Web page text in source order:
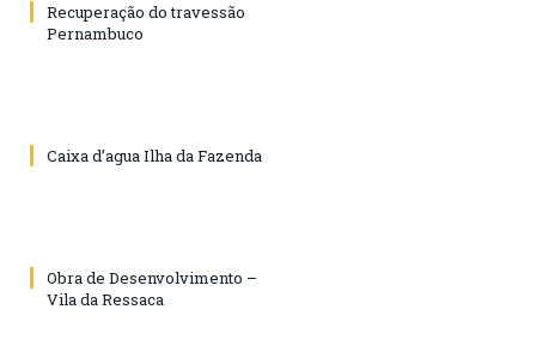
Recuperação do travessão
Pernambuco
Caixa d’agua Ilha da Fazenda
Obra de Desenvolvimento –
Vila da Ressaca